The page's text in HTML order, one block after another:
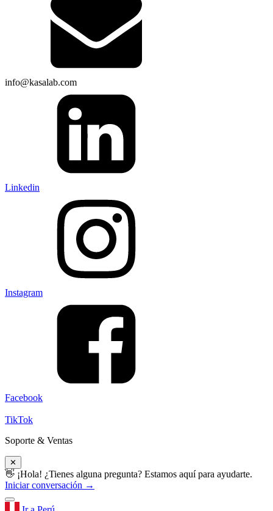
info@kasalab.com
Linkedin
Instagram
Facebook
TikTok
Soporte & Ventas
✕
👋 ¡Hola! ¿Tienes alguna pregunta? Estamos aquí para ayudarte.
Iniciar conversación →